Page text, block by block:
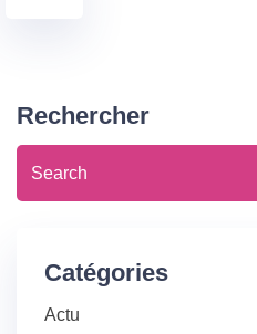
Rechercher
Catégories
Actu